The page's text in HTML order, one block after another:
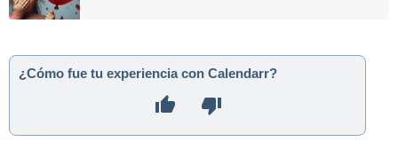
¿Cómo fue tu experiencia con Calendarr?